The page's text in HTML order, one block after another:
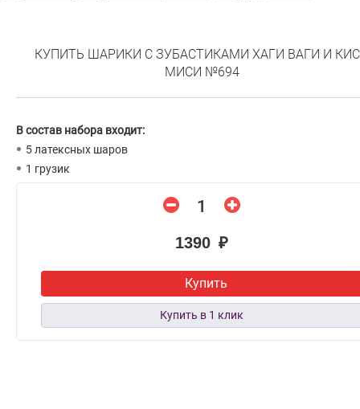
КУПИТЬ ШАРИКИ С ЗУБАСТИКАМИ ХАГИ ВАГИ И
МИСИ №694
В состав набора входит:
5 латексных шаров
1 грузик
1390 ₽
Купить